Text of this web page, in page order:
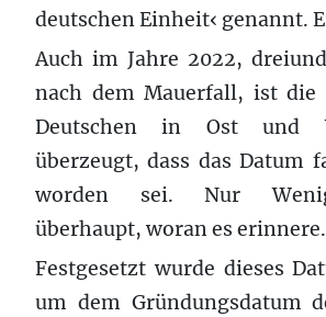
deutschen Einheit‹ genannt.
Auch im Jahre 2022,
nach dem Mauerfall, ist die
Deutschen in Ost und
überzeugt, dass das Datum
worden sei. Nur
überhaupt, woran es erinnere.
Festgesetzt wurde dieses
um dem Gründungsdatum